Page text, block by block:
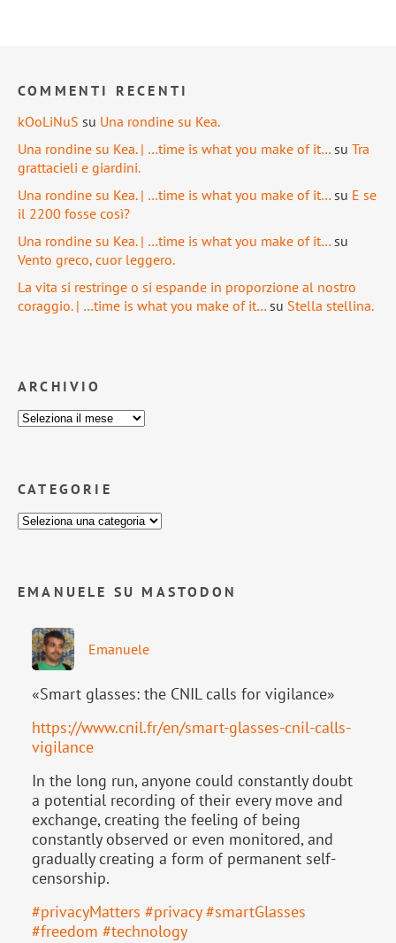
COMMENTI RECENTI
kOoLiNuS su Una rondine su Kea.
Una rondine su Kea. | …time is what you make of it… su Tra
grattacieli e giardini.
Una rondine su Kea. | …time is what you make of it… su E se
il 2200 fosse così?
Una rondine su Kea. | …time is what you make of it… su
Vento greco, cuor leggero.
La vita si restringe o si espande in proporzione al nostro
coraggio. | …time is what you make of it… su Stella stellina.
ARCHIVIO
CATEGORIE
EMANUELE SU MASTODON
Emanuele
«Smart glasses: the CNIL calls for vigilance»
https://www.cnil.fr/en/smart-glasses-cnil-calls-
vigilance
In the long run, anyone could constantly doubt
a potential recording of their every move and
exchange, creating the feeling of being
constantly observed or even monitored, and
gradually creating a form of permanent self-
censorship.
#privacyMatters #privacy #smartGlasses
#freedom #technology